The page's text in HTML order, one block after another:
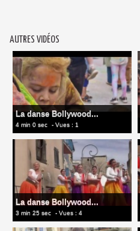
AUTRES VIDÉOS
La danse Bollywood...
4 min 0 sec - Vues : 1
La danse Bollywood...
3 min 25 sec - Vues : 4